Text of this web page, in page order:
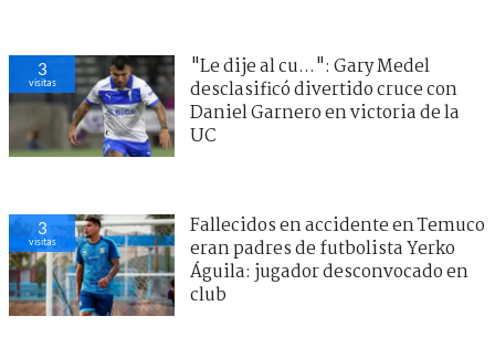
3
visitas
"Le dije al cu...": Gary Medel
desclasificó divertido cruce con
Daniel Garnero en victoria de la
UC
3
visitas
Fallecidos en accidente en Temuco
eran padres de futbolista Yerko
Águila: jugador desconvocado en
club